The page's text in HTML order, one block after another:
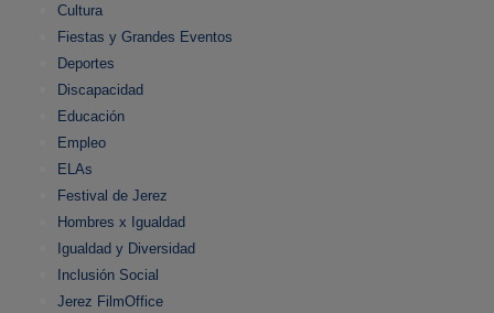
Cultura
Fiestas y Grandes Eventos
Deportes
Discapacidad
Educación
Empleo
ELAs
Festival de Jerez
Hombres x Igualdad
Igualdad y Diversidad
Inclusión Social
Jerez FilmOffice